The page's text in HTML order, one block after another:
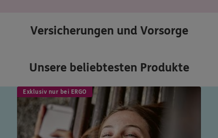
Versicherungen und Vorsorge
Unsere beliebtesten Produkte
Exklusiv nur bei ERGO